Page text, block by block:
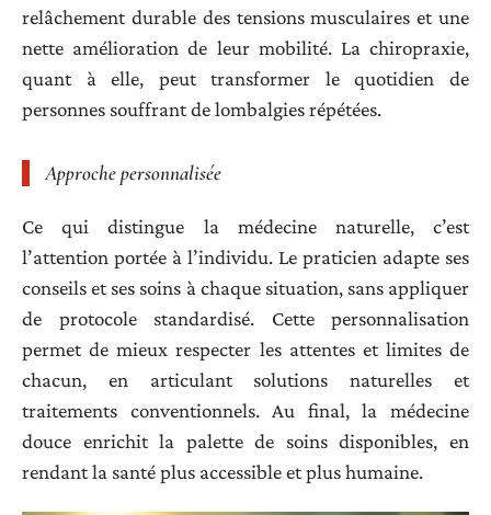
relâchement durable des tensions musculaires et une
nette amélioration de leur mobilité. La chiropraxie,
quant à elle, peut transformer le quotidien de
personnes souffrant de lombalgies répétées.
Approche personnalisée
Ce qui distingue la médecine naturelle, c’est
l’attention portée à l’individu. Le praticien adapte ses
conseils et ses soins à chaque situation, sans appliquer
de protocole standardisé. Cette personnalisation
permet de mieux respecter les attentes et limites de
chacun, en articulant solutions naturelles et
traitements conventionnels. Au final, la médecine
douce enrichit la palette de soins disponibles, en
rendant la santé plus accessible et plus humaine.